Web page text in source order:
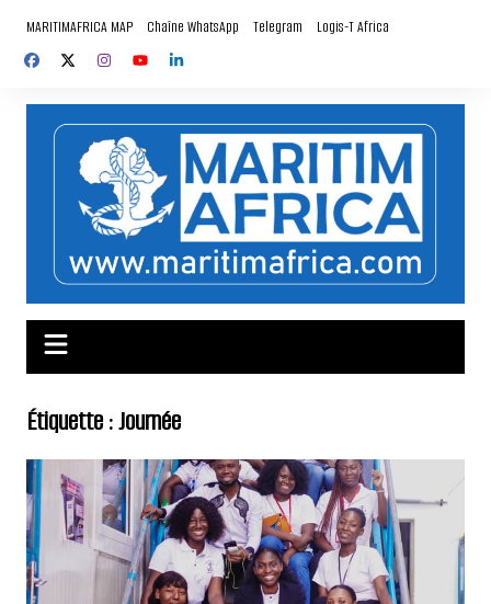
contenu
MARITIMAFRICA MAP Chaîne WhatsApp Telegram Logis-T Africa
Étiquette :Journée